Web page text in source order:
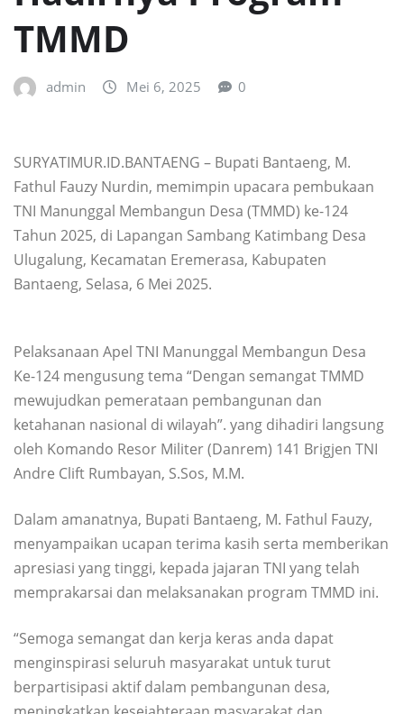
TMMD
admin Mei 6, 2025 0
SURYATIMUR.ID.BANTAENG – Bupati Bantaeng, M.
Fathul Fauzy Nurdin, memimpin upacara pembukaan
TNI Manunggal Membangun Desa (TMMD) ke-124
Tahun 2025, di Lapangan Sambang Katimbang Desa
Ulugalung, Kecamatan Eremerasa, Kabupaten
Bantaeng, Selasa, 6 Mei 2025.
Pelaksanaan Apel TNI Manunggal Membangun Desa
Ke-124 mengusung tema “Dengan semangat TMMD
mewujudkan pemerataan pembangunan dan
ketahanan nasional di wilayah”. yang dihadiri langsung
oleh Komando Resor Militer (Danrem) 141 Brigjen TNI
Andre Clift Rumbayan, S.Sos, M.M.
Dalam amanatnya, Bupati Bantaeng, M. Fathul Fauzy,
menyampaikan ucapan terima kasih serta memberikan
apresiasi yang tinggi, kepada jajaran TNI yang telah
memprakarsai dan melaksanakan program TMMD ini.
“Semoga semangat dan kerja keras anda dapat
menginspirasi seluruh masyarakat untuk turut
berpartisipasi aktif dalam pembangunan desa,